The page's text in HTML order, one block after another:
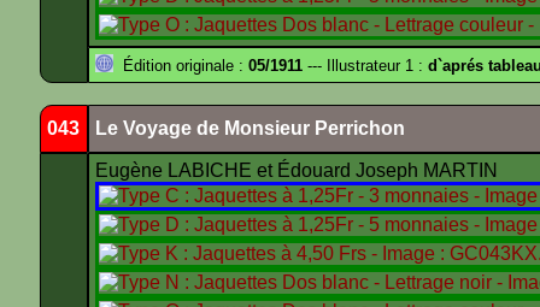
Édition originale : 05/1911 --- Illustrateur 1 : d`aprés
043 Le Voyage de Monsieur Perrichon
Eugène LABICHE et Édouard Joseph MARTIN